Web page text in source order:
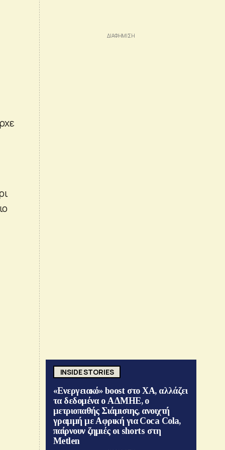
INSIDE STORIES
«Ενεργειακό» boost στο ΧΑ, αλλάζει
τα δεδομένα ο ΑΔΜΗΕ, ο
μετριοπαθής Σιάμισιης, ανοιχτή
γραμμή με Αφρική για Coca Cola,
παίρνουν ζημιές οι shorts στη
Metlen